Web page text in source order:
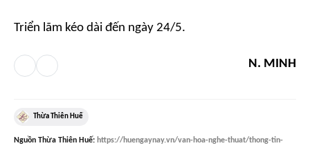
Triển lãm kéo dài đến ngày 24/5.
N. MINH
Thừa Thiên Huế
Nguồn Thừa Thiên Huế: https://huengaynay.vn/van-hoa-nghe-thuat/thong-tin-